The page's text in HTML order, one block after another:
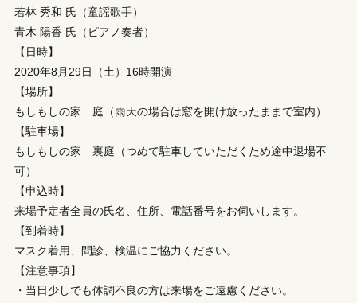
若林 秀和 氏（童謡歌手）
青木 陽香 氏（ピアノ奏者）
【日時】
2020年8月29日（土）16時開演
【場所】
もしもしの家 庭（雨天の場合は窓を開け放ったままで室内）
【駐車場】
もしもしの家 裏庭（つめて駐車していただくため途中退場不
可）
【申込時】
来場予定者全員の氏名、住所、電話番号をお伺いします。
【到着時】
マスク着用、問診、検温にご協力ください。
【注意事項】
・当日少しでも体調不良の方は来場をご遠慮ください。